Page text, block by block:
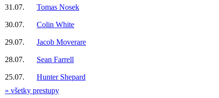
31.07. Tomas Nosek
30.07. Colin White
29.07. Jacob Moverare
28.07. Sean Farrell
25.07.
Hunter Shepard
» všetky prestupy